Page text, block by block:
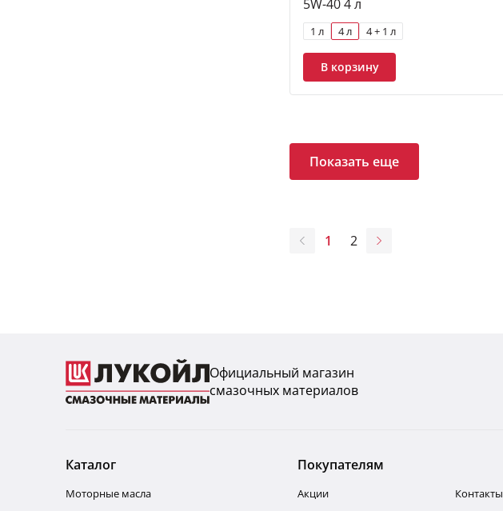
5W-40 4 л
1 л 4 л 4 + 1 л
В корзину
Показать еще
1 2
Официальный магазин
смазочных материалов
Каталог
Моторные масла
Покупателям
Акции Контакты